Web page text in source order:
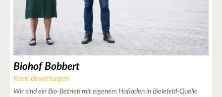
Biohof Bobbert
Keine Bewertungen
Wir sind ein Bio-Betrieb mit eigenem Hofladen in Bielefeld-Quelle